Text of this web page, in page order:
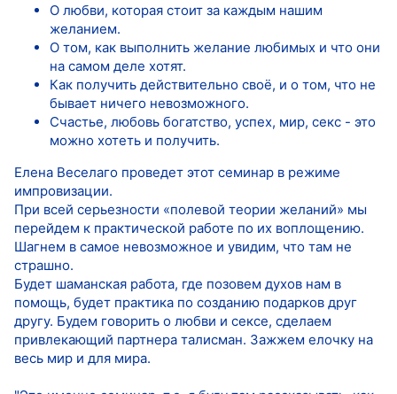
О любви, которая стоит за каждым нашим
желанием.
О том, как выполнить желание любимых и что они
на самом деле хотят.
Как получить действительно своё, и о том, что не
бывает ничего невозможного.
Счастье, любовь богатство, успех, мир, секс - это
можно хотеть и получить.
Елена Веселаго проведет этот семинар в режиме
импровизации.
При всей серьезности «полевой теории желаний» мы
перейдем к практической работе по их воплощению.
Шагнем в самое невозможное и увидим, что там не
страшно.
Будет шаманская работа, где позовем духов нам в
помощь, будет практика по созданию подарков друг
другу. Будем говорить о любви и сексе, сделаем
привлекающий партнера талисман. Зажжем елочку на
весь мир и для мира.